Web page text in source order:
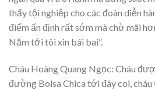
thấy tội nghiệp cho các đoàn diễn
điểm ấn định rất sớm mà chờ mãi
Năm tới tôi xin bái bai”.
Cháu Hoàng Quang Ngọc: Cháu
đường Bolsa Chica tới đây coi,